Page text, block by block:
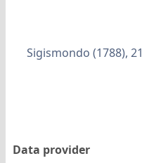
Sigismondo (1788), 21
Data provider